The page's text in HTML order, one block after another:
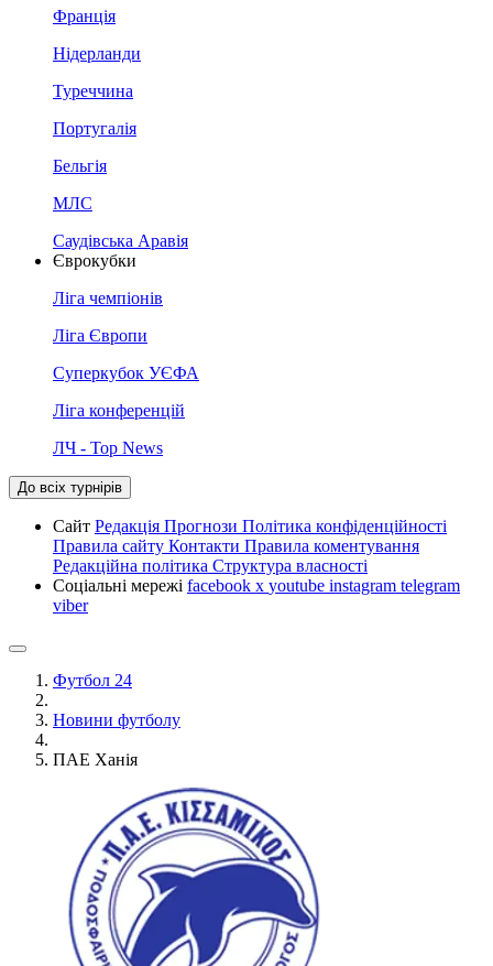
Франція
Нідерланди
Туреччина
Португалія
Бельгія
МЛС
Саудівська Аравія
Єврокубки
Ліга чемпіонів
Ліга Європи
Суперкубок УЄФА
Ліга конференцій
ЛЧ - Top News
До всіх турнірів
Сайт Редакція Прогнози Політика конфіденційності
Правила сайту Контакти Правила коментування
Редакційна політика Структура власності
Соціальні мережі facebook x youtube instagram telegram
viber
Футбол 24
Новини футболу
ПAE Ханія